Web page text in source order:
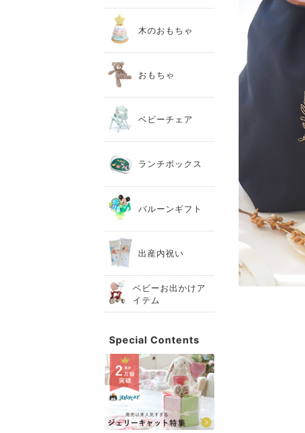
木のおもちゃ
おもちゃ
ベビーチェア
ランチボックス
バルーンギフト
出産内祝い
ベビーお出かけア
イテム
Special Contents